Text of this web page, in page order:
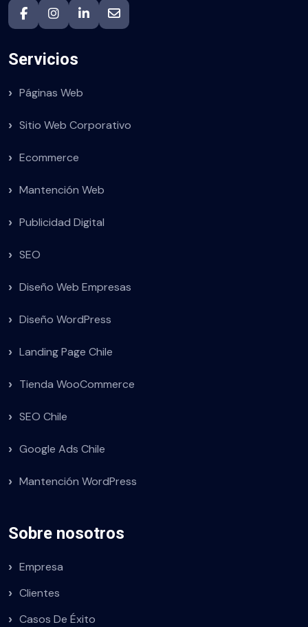
Servicios
Páginas Web
Sitio Web Corporativo
Ecommerce
Mantención Web
Publicidad Digital
SEO
Diseño Web Empresas
Diseño WordPress
Landing Page Chile
Tienda WooCommerce
SEO Chile
Google Ads Chile
Mantención WordPress
Sobre nosotros
Empresa
Clientes
Casos De Éxito